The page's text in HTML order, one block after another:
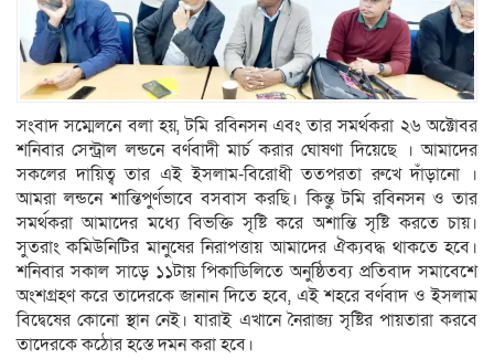
সংবাদ সম্মেলনে বলা হয়, টমি রবিনসন এবং তার সমর্থকরা ২৬ অক্টোবর
শনিবার সেন্ট্রাল লন্ডনে বর্ণবাদী মার্চ করার ঘোষণা দিয়েছে । আমাদের
সকলের দায়িত্ব তার এই ইসলাম-বিরোধী ততপরতা রুখে দাঁড়ানো ।
আমরা লন্ডনে শান্তিপুর্ণভাবে বসবাস করছি। কিন্তু টমি রবিনসন ও তার
সমর্থকরা আমাদের মধ্যে বিভক্তি সৃষ্টি করে অশান্তি সৃষ্টি করতে চায়।
সুতরাং কমিউনিটির মানুষের নিরাপত্তায় আমাদের ঐক্যবদ্ধ থাকতে হবে।
শনিবার সকাল সাড়ে ১১টায় পিকাডিলিতে অনুষ্ঠিতব্য প্রতিবাদ সমাবেশে
অংশগ্রহণ করে তাদেরকে জানান দিতে হবে, এই শহরে বর্ণবাদ ও ইসলাম
বিদ্বেষের কোনো স্থান নেই। যারাই এখানে নৈরাজ্য সৃষ্টির পায়তারা করবে
তাদেরকে কঠোর হস্তে দমন করা হবে।